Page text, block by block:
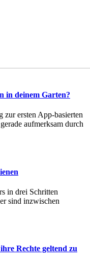
in deinem Garten?
zur ersten App-basierten
aufmerksam durch
in drei Schritten
sind inzwischen
Rechte geltend zu